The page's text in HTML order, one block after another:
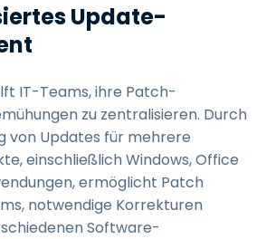
Update-
IT-Teams, ihre Patch-
zu zentralisieren. Durch
von Updates für mehrere
einschließlich Windows, Office
ermöglicht Patch
notwendige Korrekturen
Software-